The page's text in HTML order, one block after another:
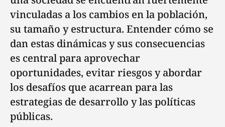
vinculadas a los cambios en la población,
su tamaño y estructura. Entender cómo se
dan estas dinámicas y sus consecuencias
es central para aprovechar
oportunidades, evitar riesgos y abordar
los desafíos que acarrean para las
estrategias de desarrollo y las políticas
públicas.